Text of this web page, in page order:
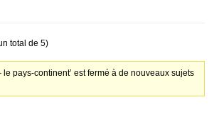
total de 5)
le pays-continent’ est fermé à de nouveaux sujets